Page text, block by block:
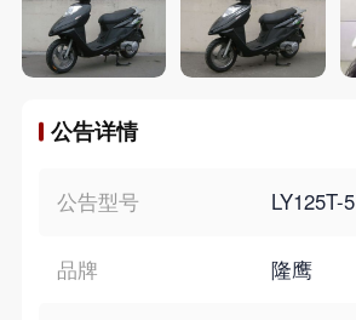
汽配产品车型适配
汽配产品电子目录
微信群智能客服
个性化私人定制
公告详情
公告型号 LY125T-5
品牌 隆鹰